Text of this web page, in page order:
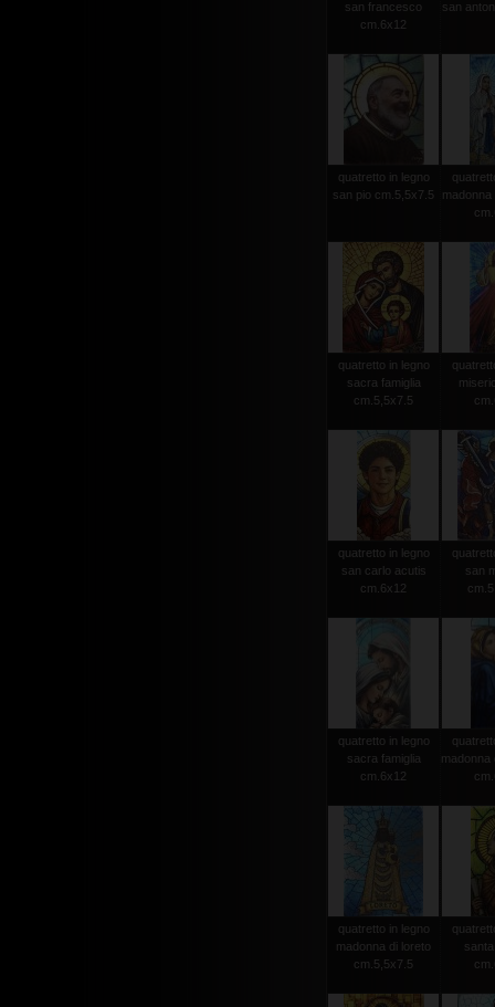
san francesco
cm.6x12
san
quatretto in legno
san pio cm.5,5x7.5
madonna
quatretto in legno
sacra famiglia
cm.5,5x7.5
quatretto in legno
san carlo acutis
cm.6x12
san
quatretto in legno
sacra famiglia
cm.6x12
madonna
quatretto in legno
madonna di loreto
cm.5,5x7.5